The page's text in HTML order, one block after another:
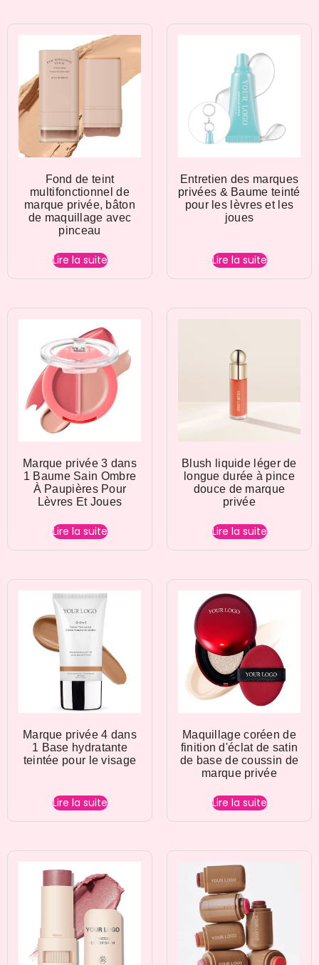
Fond de teint
multifonctionnel de
marque privée, bâton
de maquillage avec
pinceau
Lire la suite
Entretien des marques
privées & Baume teinté
pour les lèvres et les
joues
Lire la suite
Marque privée 3 dans
1 Baume Sain Ombre
À Paupières Pour
Lèvres Et Joues
Lire la suite
Blush liquide léger de
longue durée à pince
douce de marque
privée
Lire la suite
Marque privée 4 dans
1 Base hydratante
teintée pour le visage
Lire la suite
Maquillage coréen de
finition d'éclat de satin
de base de coussin de
marque privée
Lire la suite